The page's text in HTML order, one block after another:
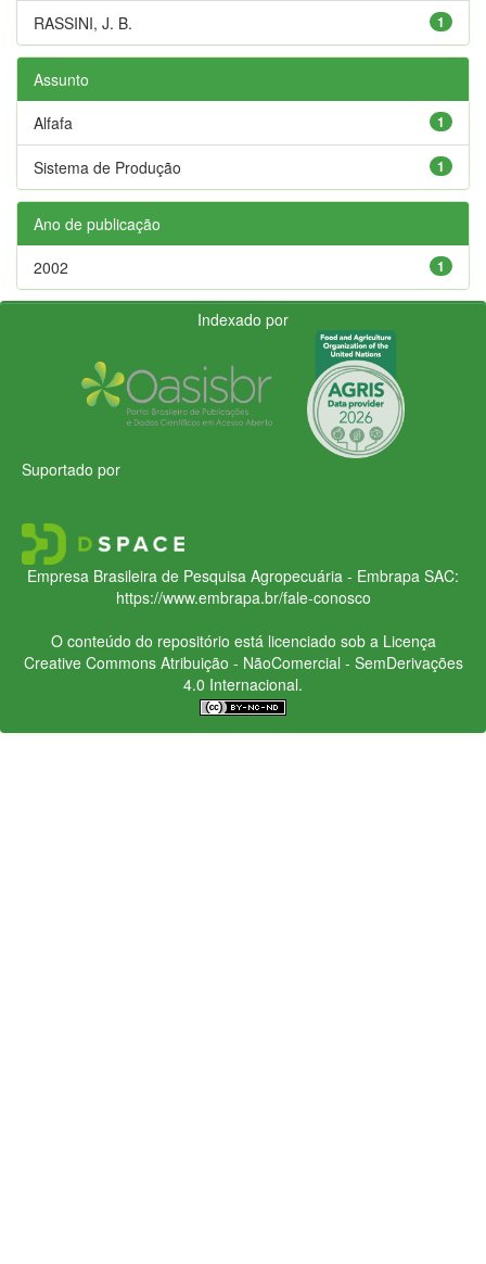
1
RASSINI, J. B.
Assunto
1
Alfafa
1
Sistema de Produção
Ano de publicação
1
2002
Indexado por
Suportado por
Empresa Brasileira de Pesquisa Agropecuária - Embrapa SAC:
https://www.embrapa.br/fale-conosco
O conteúdo do repositório está licenciado sob a Licença
Creative CommonsAtribuição - NãoComercial - SemDerivações
4.0 Internacional.